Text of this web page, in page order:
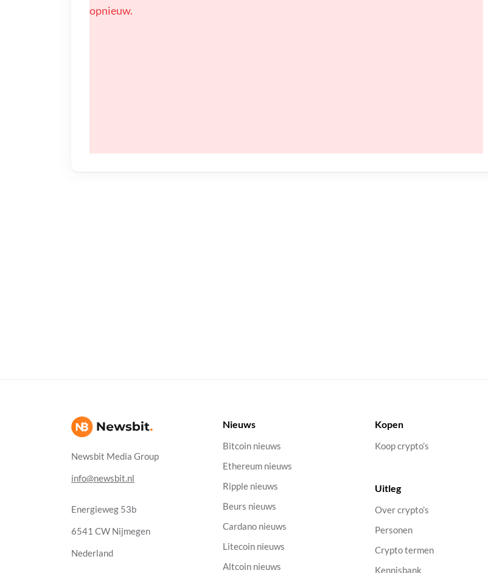
opnieuw.
Newsbit Media Group
info@newsbit.nl
Energieweg 53b
6541 CW Nijmegen
Nederland
Nieuws
Bitcoin nieuws
Ethereum nieuws
Ripple nieuws
Beurs nieuws
Cardano nieuws
Litecoin nieuws
Altcoin nieuws
Kopen
Koop crypto’s
Uitleg
Over crypto’s
Personen
Crypto termen
Kennisbank